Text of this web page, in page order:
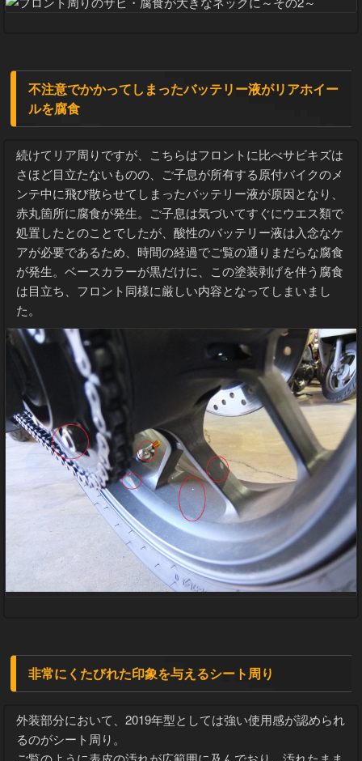
不注意でかかってしまったバッテリー液がリアホイー
ルを腐食
続けてリア周りですが、こちらはフロントに比べサビキズは
さほど目立たないものの、ご子息が所有する原付バイクのメ
ンテ中に飛び散らせてしまったバッテリー液が原因となり、
赤丸箇所に腐食が発生。ご子息は気づいてすぐにウエス類で
処置したとのことでしたが、酸性のバッテリー液は入念なケ
アが必要であるため、時間の経過でご覧の通りまだらな腐食
が発生。ベースカラーが黒だけに、この塗装剥げを伴う腐食
は目立ち、フロント同様に厳しい内容となってしまいまし
非常にくたびれた印象を与えるシート周り
外装部分において、2019年型としては強い使用感が認められ
るのがシート周り。